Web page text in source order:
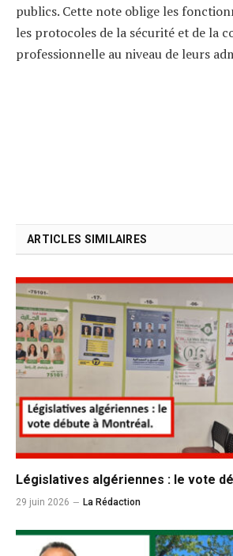
publics. Cette note oblige les
les protocoles de la sécurité et de la
professionnelle au niveau de leurs
ARTICLES SIMILAIRES
Législatives algériennes : le vote
29 juin 2026 La Rédaction